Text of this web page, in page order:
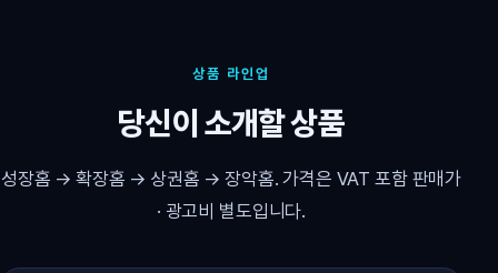
상품 라인업
당신이 소개할 상품
성장홈 → 확장홈 → 상권홈 → 장악홈. 가격은 VAT 포함 판매가
· 광고비 별도입니다.